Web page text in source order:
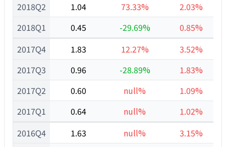
2018Q2
2018Q1
2017Q4
2017Q3
2017Q2
2017Q1
2016Q4
1.04
73.33%
2.03%
0.45
-29.69%
0.85%
1.83
12.27%
3.52%
0.96
-28.89%
1.83%
0.60
null%
1.09%
0.64
null%
1.02%
1.63
null%
3.15%